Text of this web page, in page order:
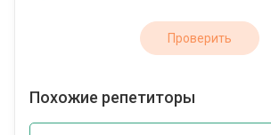
Проверить
Похожие репетиторы